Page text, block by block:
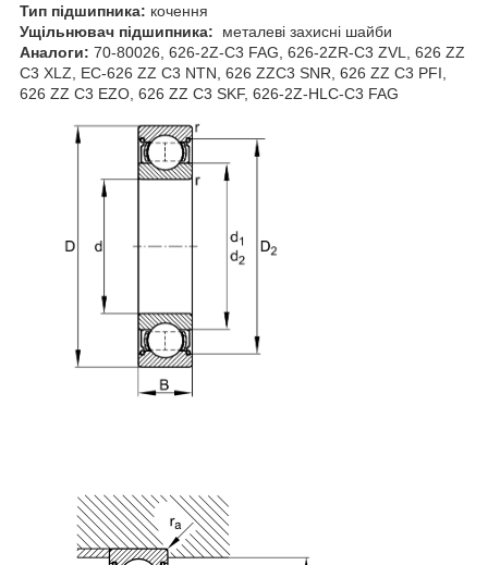
Тип підшипника: кочення
Ущільнювач підшипника:
металеві захисні шайби
Аналоги: 70-80026, 626-2Z-C3 FAG, 626-2ZR-C3 ZVL, 626 ZZ
C3 XLZ, EC-626 ZZ C3 NTN, 626 ZZC3 SNR, 626 ZZ C3 PFI,
626 ZZ C3 EZO, 626 ZZ C3 SKF, 626-2Z-HLC-C3 FAG